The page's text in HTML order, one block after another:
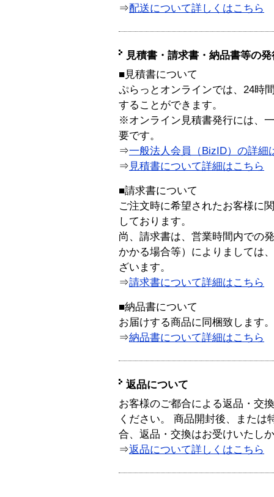
⇒配送について詳しくはこちら
見積書・請求書・納品書等の
■見積書について
ぷらっとオンラインでは、24時
することができます。
※オンライン見積書発行には、
要です。
⇒一般法人会員（BizID）の詳細
⇒ 見積書について詳細はこちら
■請求書について
ご注文時に希望されたお客様に
しております。
尚、請求書は、営業時間内での
かかる場合等）によりましては
ざいます。
⇒請求書について詳細はこちら
■納品書について
お届けする商品に同梱致します。
⇒納品書について詳細はこちら
返品について
お客様のご都合による返品・交
ください。 商品開封後、または
合、返品・交換はお受けいたし
⇒返品について詳しくはこちら